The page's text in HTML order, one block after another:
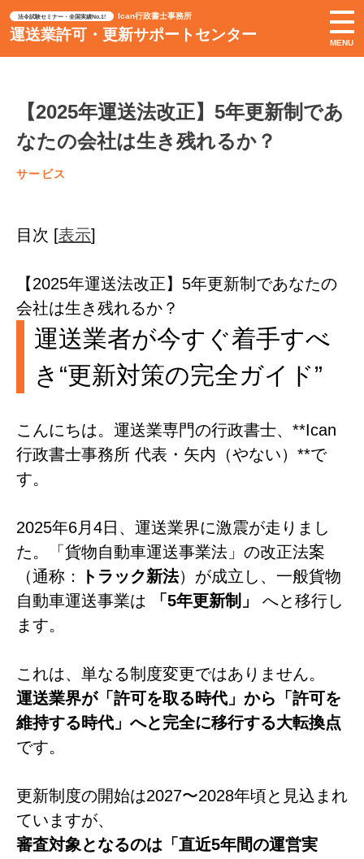
法令試験セミナー・全国実績No.1! Ican行政書士事務所
運送業許可・更新サポートセンター MENU
【2025年運送法改正】5年更新制であ
なたの会社は生き残れるか？
サービス
目次 [表示]
【2025年運送法改正】5年更新制であなたの
会社は生き残れるか？
運送業者が今すぐ着手すべ
き“更新対策の完全ガイド”
こんにちは。運送業専門の行政書士、**Ican
行政書士事務所 代表・矢内（やない）**で
す。
2025年6月4日、運送業界に激震が走りまし
た。「貨物自動車運送事業法」の改正法案
（通称：
トラック新法）が成立し、一般貨物
自動車運送事業は
「5年更新制」
へと移行し
ます。
これは、単なる制度変更ではありません。
運送業界が「許可を取る時代」から「許可を
維持する時代」へと完全に移行する大転換点
です。
更新制度の開始は2027〜2028年頃と見込まれ
ていますが、
審査対象となるのは「直近5年間の運営実